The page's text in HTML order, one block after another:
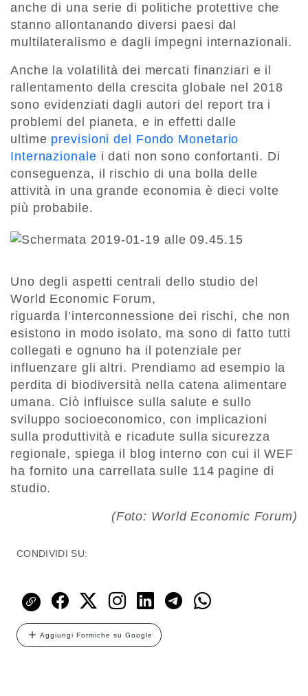
anche di una serie di politiche protettive che
stanno allontanando diversi paesi dal
multilateralismo e dagli impegni internazionali.
Anche la volatilità dei mercati finanziari e il
rallentamento della crescita globale nel 2018
sono evidenziati dagli autori del report tra i
problemi del pianeta, e in effetti dalle
ultime previsioni del Fondo Monetario
Internazionale i dati non sono confortanti. Di
conseguenza, il rischio di una bolla delle
attività in una grande economia è dieci volte
più probabile.
Uno degli aspetti centrali dello studio del
World Economic Forum,
riguarda l’interconnessione dei rischi, che non
esistono in modo isolato, ma sono di fatto tutti
collegati e ognuno ha il potenziale per
influenzare gli altri. Prendiamo ad esempio la
perdita di biodiversità nella catena alimentare
umana. Ciò influisce sulla salute e sullo
sviluppo socioeconomico, con implicazioni
sulla produttività e ricadute sulla sicurezza
regionale, spiega il blog interno con cui il WEF
ha fornito una carrellata sulle 114 pagine di
studio.
(Foto: World Economic Forum)
CONDIVIDI SU:
Aggiungi Formiche su Google